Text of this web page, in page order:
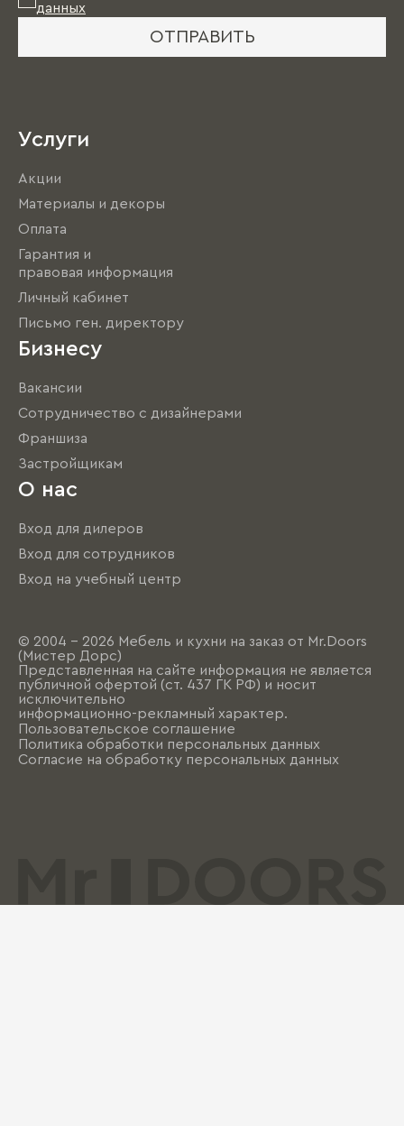
данных
ОТПРАВИТЬ
Услуги
Акции
Материалы и декоры
Оплата
Гарантия и
правовая информация
Личный кабинет
Письмо ген. директору
Бизнесу
Вакансии
Сотрудничество с дизайнерами
Франшиза
Застройщикам
О нас
Вход для дилеров
Вход для сотрудников
Вход на учебный центр
© 2004 - 2026 Мебель и кухни на заказ от Mr.Doors
(Мистер Дорс)
Представленная на сайте информация не является
публичной офертой (ст. 437 ГК РФ) и носит
исключительно
информационно-рекламный характер.
Пользовательское соглашение
Политика обработки персональных данных
Согласие на обработку персональных данных